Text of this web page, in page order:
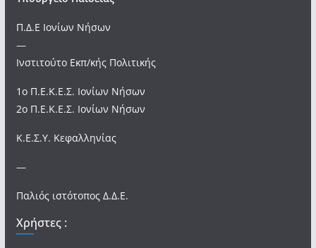
Π.Δ.Ε Ιονίων Νήσων
—
Ινστιτούτο Εκπ/κής Πολιτικής
1ο Π.Ε.Κ.Ε.Σ. Ιονίων Νήσων
2ο Π.Ε.Κ.Ε.Σ. Ιονίων Νήσων
Κ.Ε.Σ.Υ. Κεφαλληνίας
—
Παλιός ιστότοπος Δ.Δ.Ε.
Χρήστες :